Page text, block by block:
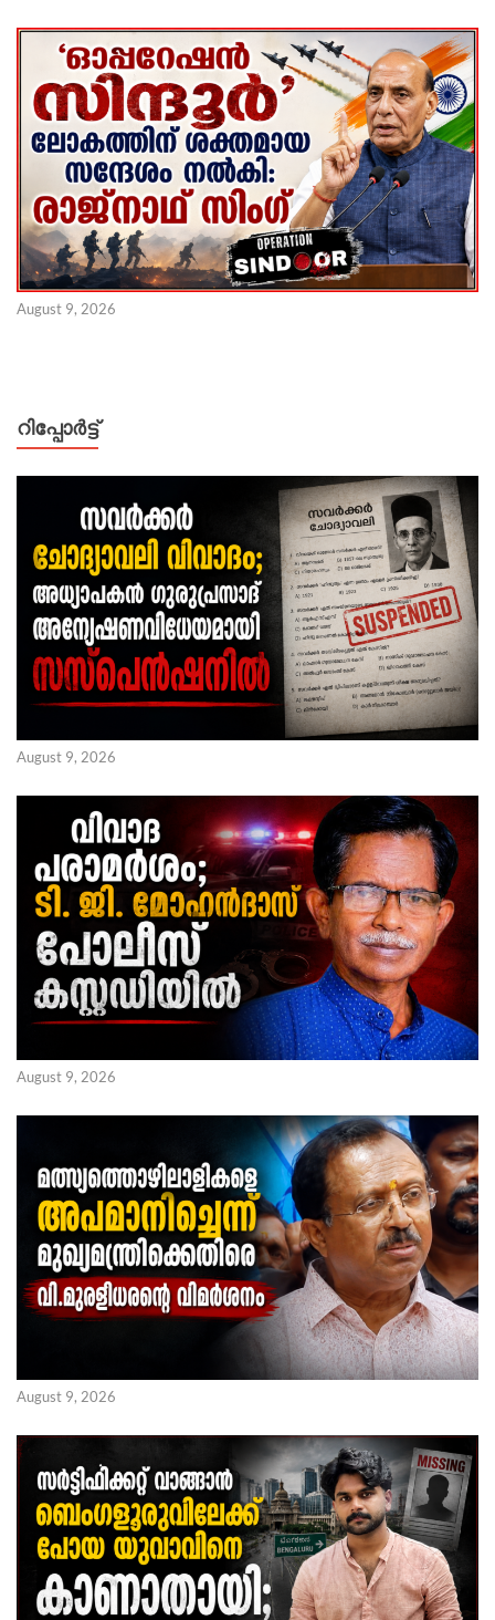
August 9, 2026
റിപ്പോര്‍ട്ട്
August 9, 2026
August 9, 2026
August 9, 2026